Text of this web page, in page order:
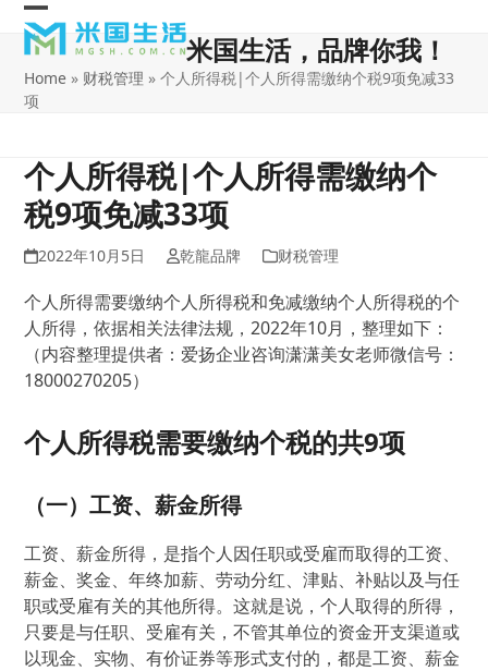
Skip
content
Open
mobile
menu
Close
mobile
menu
米国生活，品牌你我！
Home » 财税管理 »个人所得税|个人所得需缴纳个税9项免减33
项
个人所得税|个人所得需缴纳个
税9项免减33项
2022年10月5日 乾龍品牌 财税管理
个人所得需要缴纳个人所得税和免减缴纳个人所得税的个
人所得，依据相关法律法规，2022年10月，整理如下：
（内容整理提供者：爱扬企业咨询潇潇美女老师微信号：
18000270205）
个人所得税需要缴纳个税的共9项
（一）工资、薪金所得
工资、薪金所得，是指个人因任职或受雇而取得的工资、
薪金、奖金、年终加薪、劳动分红、津贴、补贴以及与任
职或受雇有关的其他所得。这就是说，个人取得的所得，
只要是与任职、受雇有关，不管其单位的资金开支渠道或
以现金、实物、有价证券等形式支付的，都是工资、薪金